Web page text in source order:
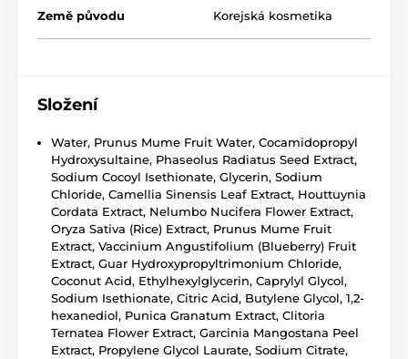
Země původu Korejská kosmetika
Složení
Water, Prunus Mume Fruit Water, Cocamidopropyl
Hydroxysultaine, Phaseolus Radiatus Seed Extract,
Sodium Cocoyl Isethionate, Glycerin, Sodium
Chloride, Camellia Sinensis Leaf Extract, Houttuynia
Cordata Extract, Nelumbo Nucifera Flower Extract,
Oryza Sativa (Rice) Extract, Prunus Mume Fruit
Extract, Vaccinium Angustifolium (Blueberry) Fruit
Extract, Guar Hydroxypropyltrimonium Chloride,
Coconut Acid, Ethylhexylglycerin, Caprylyl Glycol,
Sodium Isethionate, Citric Acid, Butylene Glycol, 1,2-
hexanediol, Punica Granatum Extract, Clitoria
Ternatea Flower Extract, Garcinia Mangostana Peel
Extract, Propylene Glycol Laurate, Sodium Citrate,